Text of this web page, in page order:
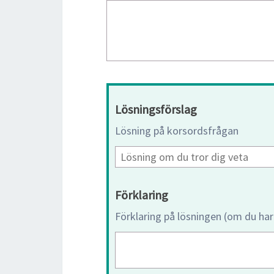
Lösningsförslag
Lösning på korsordsfrågan
Förklaring
Förklaring på lösningen (om du